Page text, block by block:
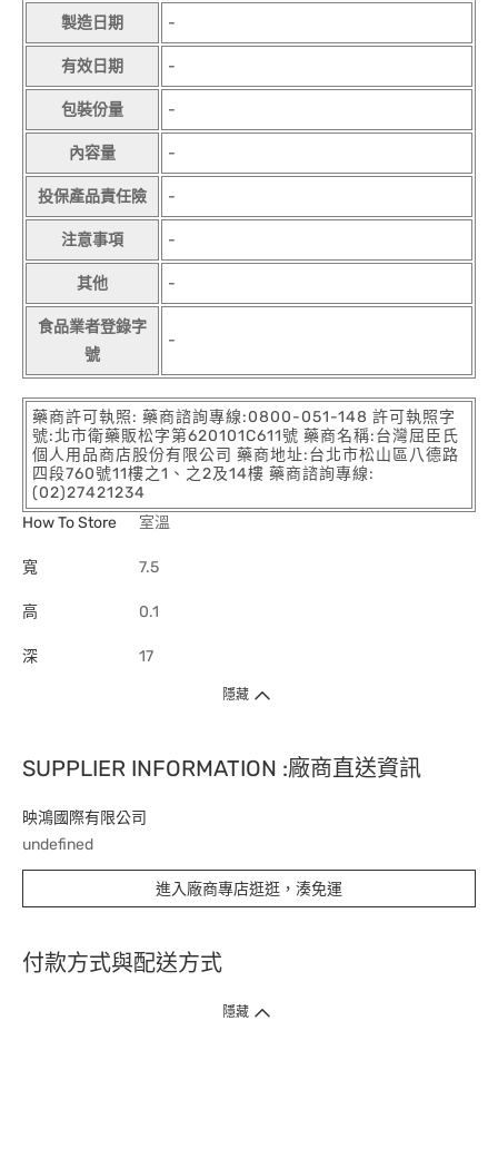
製造日期 -
有效日期 -
包裝份量 -
內容量 -
投保產品責任險 -
注意事項 -
其他 -
食品業者登錄字
號
-
藥商許可執照: 藥商諮詢專線:0800-051-148 許可執照字
號:北市衛藥販松字第620101C611號 藥商名稱:台灣屈臣氏
個人用品商店股份有限公司 藥商地址:台北市松山區八德路
四段760號11樓之1、之2及14樓 藥商諮詢專線:
(02)27421234
How To Store
室溫
寬 7.5
高 0.1
深 17
隱藏
SUPPLIER INFORMATION :廠商直送資訊
映鴻國際有限公司
undefined
進入廠商專店逛逛，湊免運
付款方式與配送方式
隱藏